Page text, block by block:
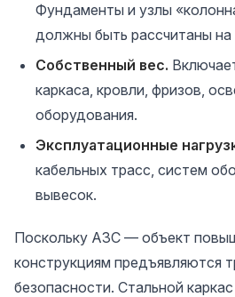
Фундаменты и узлы
должны быть рассчитаны на
Собственный вес.
каркаса, кровли, фризов,
оборудования.
Эксплуатационные
кабельных трасс, систем
вывесок.
Поскольку АЗС — объект
конструкциям предъявляются
безопасности. Стальной